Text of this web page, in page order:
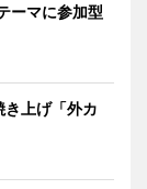
ーマに参加型
上げ「外カ